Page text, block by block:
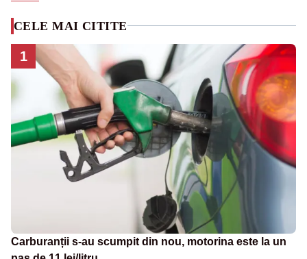
CELE MAI CITITE
1
Carburanții s-au scumpit din nou, motorina este la un